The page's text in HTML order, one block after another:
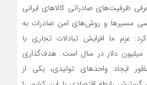
ظرفیت‌های صادراتی کالاهای ایرانی
مسیرها و روش‌های امن صادرات به
عزم ما افزایش تبادلات تجاری با
تاجیکستان به 500 میلیون دلار در سال است. هدف‌گذاری
ایجاد واحدهای تولیدی، یکی از